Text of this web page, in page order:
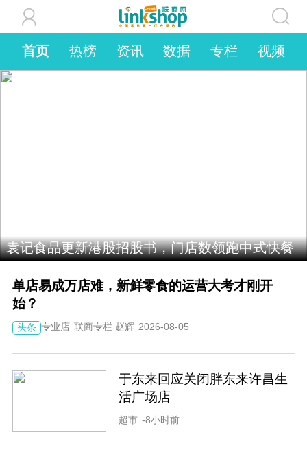
首页 热榜 资讯 数据 专栏 视频
袁记食品更新港股招股书，门店数领跑中式快餐
单店易成万店难，新鲜零食的运营大考才刚开
始？
头条 专业店 联商专栏 赵辉 2026-08-05
于东来回应关闭胖东来许昌生
活广场店
超市 -8小时前